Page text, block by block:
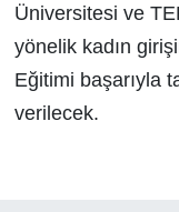
Üniversitesi ve
yönelik kadın
Eğitimi başarıyla
verilecek.